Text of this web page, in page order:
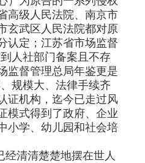
高级人民法院、南京市
玄武区人民法院都对原
认定；江苏省市场监督
人社部门备案且不存
监督管理总局年鉴更是
规模大、法律手续齐
证机构，迄今已走过风
模式得到了政府、企业
小学、幼儿园和社会培
经清清楚楚地摆在世人